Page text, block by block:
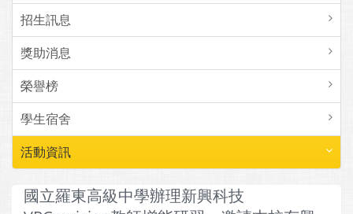
招生訊息
獎助消息
榮譽榜
學生宿舍
活動資訊
國立羅東高級中學辦理新興科技